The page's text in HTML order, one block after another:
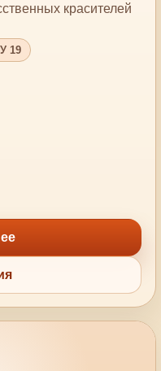
красителей
19